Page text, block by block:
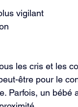
vigilant
les cris et les
être pour le
Parfois, un